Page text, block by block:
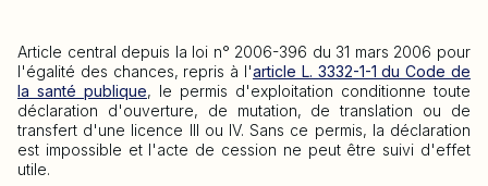
Article central depuis la loi n° 2006-396 du 31 mars 2006 pour
l'égalité des chances, repris à l'article L. 3332-1-1 du Code de
la santé publique, le permis d'exploitation conditionne toute
déclaration d'ouverture, de mutation, de translation ou de
transfert d'une licence III ou IV. Sans ce permis, la déclaration
est impossible et l'acte de cession ne peut être suivi d'effet
utile.